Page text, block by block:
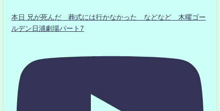
本日 兄が死んだ 葬式には行かなかった などなど 木曜ゴー
ルデン日浦劇場パート7